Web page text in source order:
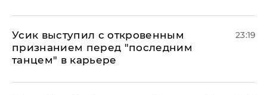
Усик выступил с откровенным
признанием перед "последним
танцем" в карьере
23:19